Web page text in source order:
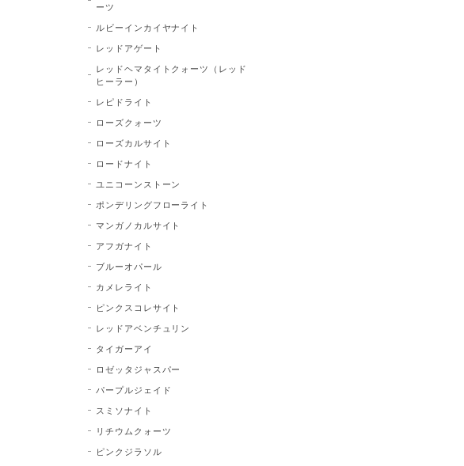
ーツ
ルビーインカイヤナイト
レッドアゲート
レッドヘマタイトクォーツ（レッド
ヒーラー）
レピドライト
ローズクォーツ
ローズカルサイト
ロードナイト
ユニコーンストーン
ポンデリングフローライト
マンガノカルサイト
アフガナイト
ブルーオパール
カメレライト
ピンクスコレサイト
レッドアベンチュリン
タイガーアイ
ロゼッタジャスパー
パープルジェイド
スミソナイト
リチウムクォーツ
ピンクジラソル